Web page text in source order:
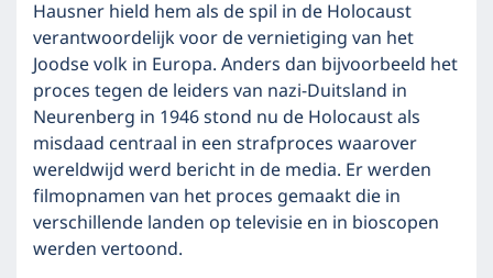
Hausner hield hem als de spil in de Holocaust
verantwoordelijk voor de vernietiging van het
Joodse volk in Europa. Anders dan bijvoorbeeld het
proces tegen de leiders van nazi-Duitsland in
Neurenberg in 1946 stond nu de Holocaust als
misdaad centraal in een strafproces waarover
wereldwijd werd bericht in de media. Er werden
filmopnamen van het proces gemaakt die in
verschillende landen op televisie en in bioscopen
werden vertoond.